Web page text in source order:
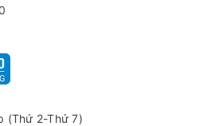
(Thứ 2-Thứ 7)